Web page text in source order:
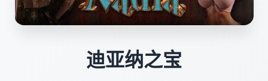
迪亚纳之宝